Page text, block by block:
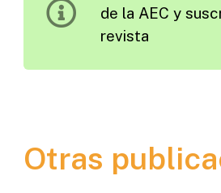
Europea
cantidad
de la AEC y
revista
Otras